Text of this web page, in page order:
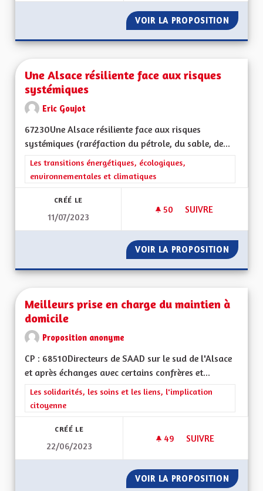
VOIR LA PROPOSITION
Une Alsace résiliente face aux risques
systémiques
Eric Goujot
67230Une Alsace résiliente face aux risques
systémiques (raréfaction du pétrole, du sable, de...
Filtrer les résultats de la catégorie : Les transitions
Les transitions énergétiques, écologiques,
environnementales et climatiques
CRÉÉ LE
11/07/2023
50 50 ABONNÉS
SUIVRE
VOIR LA PROPOSITION UNE
Meilleurs prise en charge du maintien à
domicile
Proposition anonyme
CP : 68510Directeurs de SAAD sur le sud de l'Alsace
et après échanges avec certains confrères et...
Filtrer les résultats de la catégorie : Les solidarités, les soins
Les solidarités, les soins et les liens, l'implication
citoyenne
CRÉÉ LE
22/06/2023
49 49 ABONNÉS
SUIVRE
VOIR LA PROPOSITION